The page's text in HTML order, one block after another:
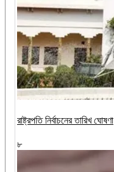
রাষ্ট্রপতি নির্বাচনের তারিখ ঘোষণা
৮